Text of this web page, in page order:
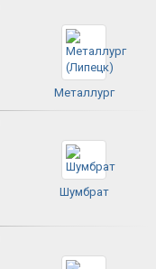
Металлург
Шумбрат